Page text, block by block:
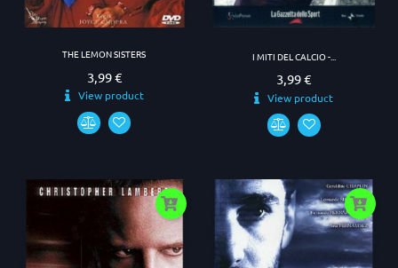
THE LEMON SISTERS
Prezzo
3,99 €
View product
I MITI DEL CALCIO -...
Prezzo
3,99 €
View product